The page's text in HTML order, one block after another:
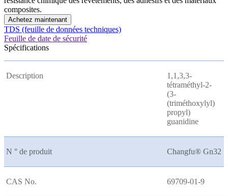
composites.
Achetez maintenant
TDS (feuille de données techniques)
Feuille de date de sécurité
Spécifications
Description
1,1,3,3-
tétraméthyl-2-
(3-
(triméthoxylyl)
propyl)
guanidine
N ° de produit Changfu® Gn32
CAS No. 69709-01-9